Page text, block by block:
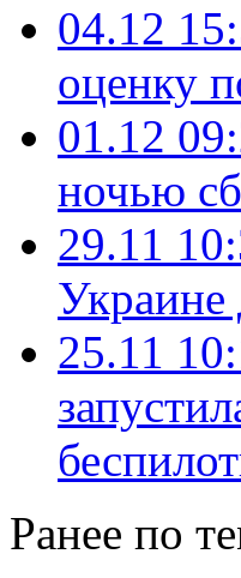
04.12
оценку
01.12
ночью
29.11
25.11
Ранее по